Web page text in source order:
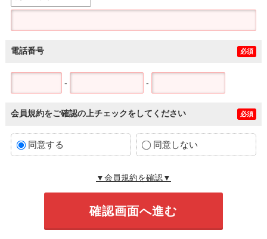
電話番号 必須
- -
会員規約をご確認の上チェックをしてください 必須
同意する 同意しない
▼会員規約を確認▼